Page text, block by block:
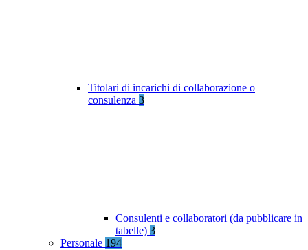
Titolari di incarichi di collaborazione o
consulenza 3
Consulenti e collaboratori (da pubblicare in
tabelle) 3
Personale 194